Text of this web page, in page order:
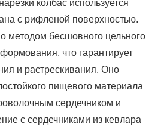
колбас используется
с рифленой поверхностью.
методом бесшовного цельного
что гарантирует
и растрескивания. Оно
пищевого материала
сердечником и
с сердечниками из кевлара